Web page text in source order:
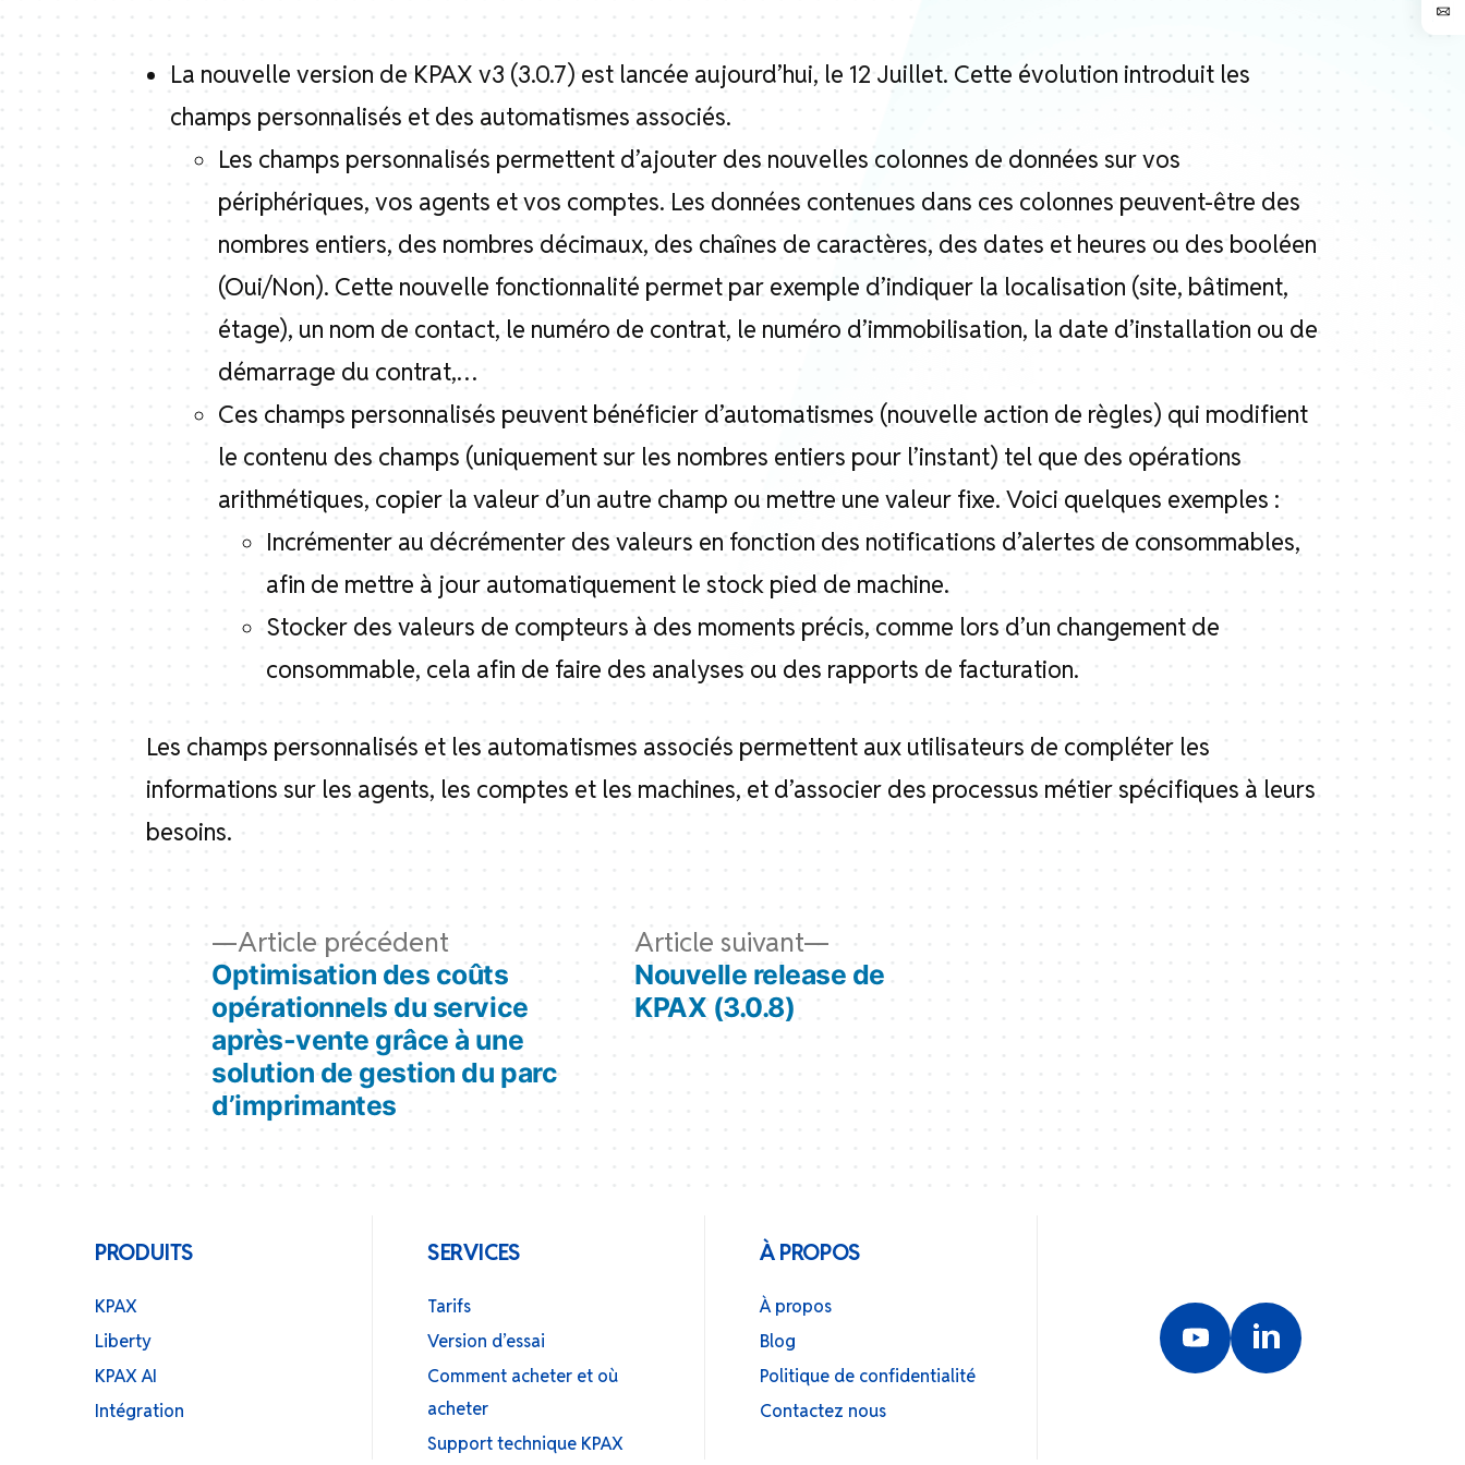
La nouvelle version de KPAX v3 (3.0.7) est lancée aujourd’hui, le 12 Juillet. Cette évolution introduit les
champs personnalisés et des automatismes associés.
Les champs personnalisés permettent d’ajouter des nouvelles colonnes de données sur vos
périphériques, vos agents et vos comptes. Les données contenues dans ces colonnes peuvent-être des
nombres entiers, des nombres décimaux, des chaînes de caractères, des dates et heures ou des booléen
(Oui/Non). Cette nouvelle fonctionnalité permet par exemple d’indiquer la localisation (site, bâtiment,
étage), un nom de contact, le numéro de contrat, le numéro d’immobilisation, la date d’installation ou de
démarrage du contrat,…
Ces champs personnalisés peuvent bénéficier d’automatismes (nouvelle action de règles) qui modifient
le contenu des champs (uniquement sur les nombres entiers pour l’instant) tel que des opérations
arithmétiques, copier la valeur d’un autre champ ou mettre une valeur fixe. Voici quelques exemples :
Incrémenter au décrémenter des valeurs en fonction des notifications d’alertes de consommables,
afin de mettre à jour automatiquement le stock pied de machine.
Stocker des valeurs de compteurs à des moments précis, comme lors d’un changement de
consommable, cela afin de faire des analyses ou des rapports de facturation.
Les champs personnalisés et les automatismes associés permettent aux utilisateurs de compléter les
informations sur les agents, les comptes et les machines, et d’associer des processus métier spécifiques à leurs
besoins.
NavigationArticle précédent
précédent :
Optimisation des coûts
opérationnels du service
après-vente grâce à une
solution de gestion du parc
d’imprimantes
Article suivant
suivant :
Nouvelle release de
KPAX (3.0.8)
PRODUITS
KPAX
Liberty
KPAX AI
Intégration
SERVICES
Tarifs
Version d’essai
Comment acheter et où
acheter
Support technique KPAX
À PROPOS
À propos
Blog
Politique de confidentialité
Contactez nous